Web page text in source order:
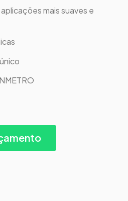
mais suaves e